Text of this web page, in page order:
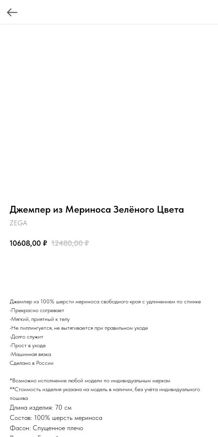
Джемпер из Мериноса Зелёного Цвета
ZEGA
10608,00 ₽ 12480,00 ₽
Джемпер из 100% шерсти мериноса свободного кроя с удлинением по спинке
•Прекрасно согревает
•Мягкий, приятный к телу
•Не пиллингуется, не вытягивается при правильном уходе
•Долго служит
•Прост в уходе
•Машинная вязка
Сделано в России
*Возможно исполнение любой модели по индивидуальным меркам
**Стоимость изделия указана на модель в наличии, без учёта индивидуального
пошива
Длина изделия: 70 см
Состав: 100% шерсть мериноса
Фасон: Спущенное плечо